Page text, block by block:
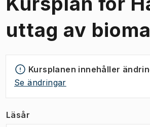
uttag av
Kursplanen innehåller
Se ändringar
Läsår